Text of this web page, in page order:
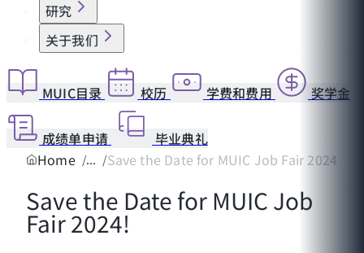
研究
关于我们
MUIC目录 校历 学费和费用 奖学金
成绩单申请
毕业典礼
Home
Save the Date for MUIC Job Fair 2024!
Save the Date for MUIC Job
Fair 2024!